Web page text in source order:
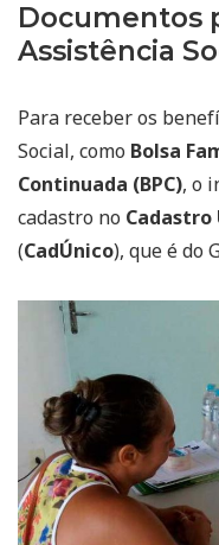
Documentos
Assistência
Para receber os
Social, como Bolsa
Continuada (BPC), o
cadastro no Cadastro
(CadÚnico), que é do